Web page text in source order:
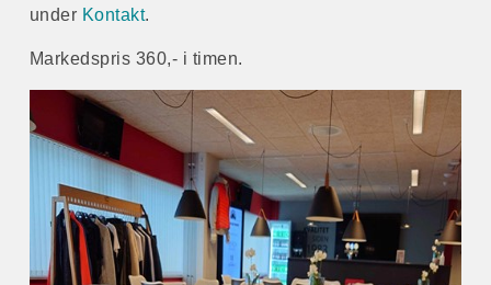
under Kontakt.
Markedspris 360,- i timen.